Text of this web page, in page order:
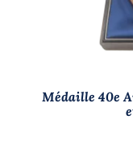
Médaille 40e